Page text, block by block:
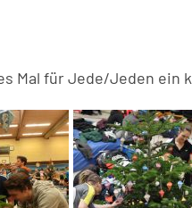
Mal für Jede/Jeden ein